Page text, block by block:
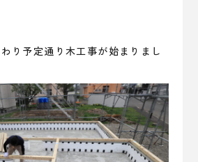
り予定通り木工事が始まりまし